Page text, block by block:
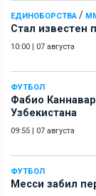
ЕДИНОБОРСТВА /
Стал известен
10:00 | 07 августа
ФУТБОЛ
Фабио
Узбекистана
09:55 | 07 августа
ФУТБОЛ
Месси забил